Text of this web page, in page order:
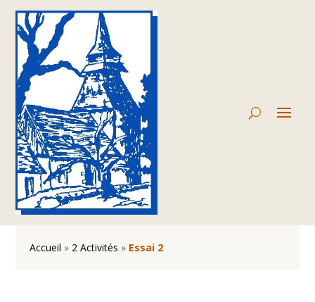
Accueil » 2 Activités » Essai 2